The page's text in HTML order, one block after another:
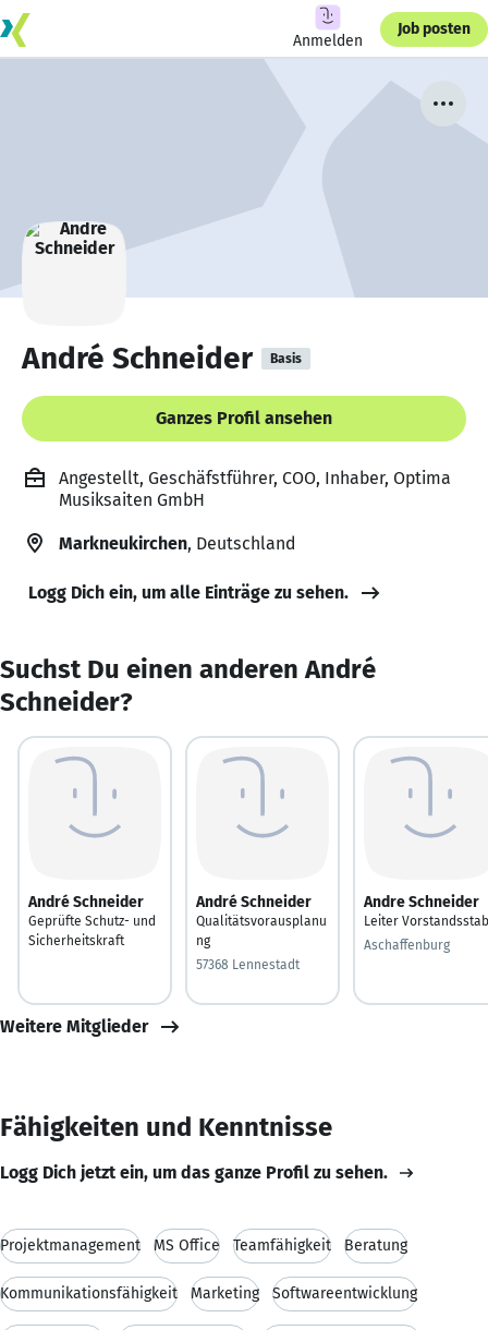
Anmelden
Job posten
André Schneider Basis
Ganzes Profil ansehen
Angestellt, Geschäfstführer, COO, Inhaber, Optima
Musiksaiten GmbH
Markneukirchen, Deutschland
Logg Dich ein, um alle Einträge zu sehen.
Suchst Du einen anderen André
Schneider?
André Schneider
Geprüfte Schutz- und
Sicherheitskraft
André Schneider
Qualitätsvorausplanu
ng
57368 Lennestadt
Andre Schneider
Leiter Vorstandsstab
Aschaffenburg
Weitere Mitglieder
Fähigkeiten und Kenntnisse
Logg Dich jetzt ein, um das ganze Profil zu sehen.
Projektmanagement MS Office Teamfähigkeit Beratung
Kommunikationsfähigkeit Marketing Softwareentwicklung